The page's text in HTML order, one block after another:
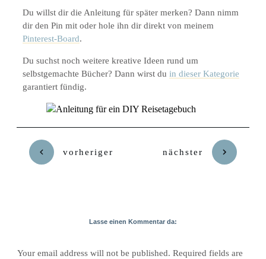
Du willst dir die Anleitung für später merken? Dann nimm
dir den Pin mit oder hole ihn dir direkt von meinem
Pinterest-Board.
Du suchst noch weitere kreative Ideen rund um
selbstgemachte Bücher? Dann wirst du in dieser Kategorie
garantiert fündig.
vorheriger nächster
Lasse einen Kommentar da:
Your email address will not be published. Required fields are